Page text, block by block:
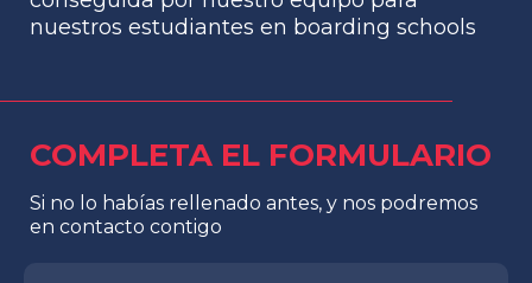
nuestros estudiantes en boarding schools
COMPLETA EL FORMULARIO
Si no lo habías rellenado antes, y nos podremos
en contacto contigo